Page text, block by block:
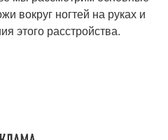
вокруг ногтей на руках и
этого расстройства.